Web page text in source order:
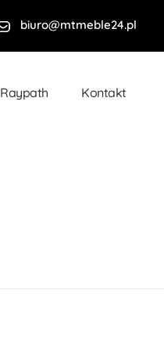
biuro@mtmeble24.pl
Raypath Kontakt